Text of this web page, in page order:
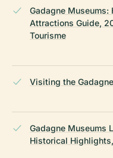
Gadagne
Attractions Guide,
Tourisme
Visiting the
Gadagne Museums
Historical